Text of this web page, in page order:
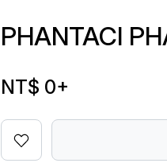
PHANTACI
NT$ 0+